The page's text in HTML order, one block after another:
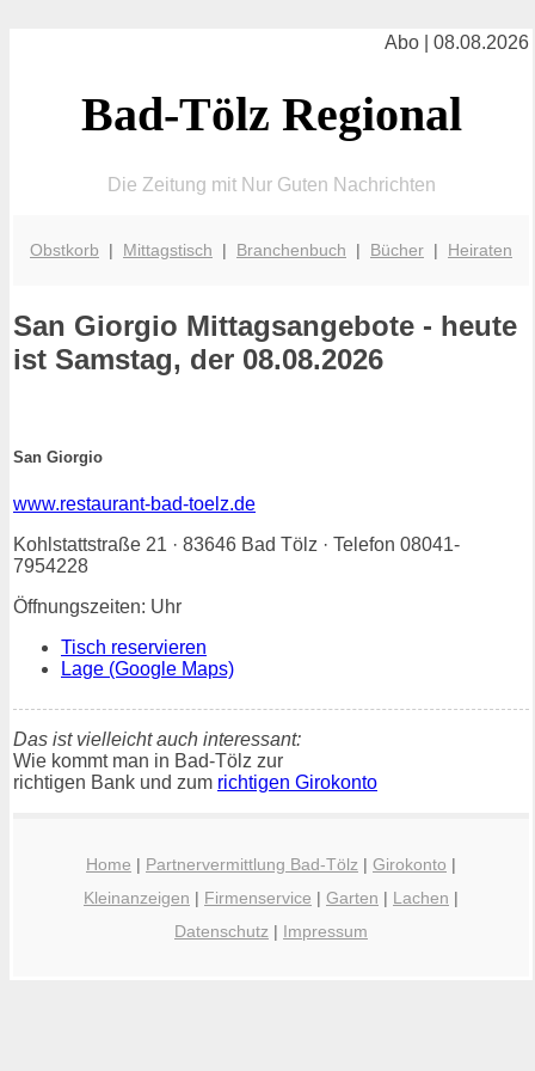
Abo | 08.08.2026
Bad-Tölz Regional
Die Zeitung mit Nur Guten Nachrichten
Obstkorb | Mittagstisch | Branchenbuch | Bücher | Heiraten
San Giorgio Mittagsangebote - heute
ist Samstag, der 08.08.2026
San Giorgio
www.restaurant-bad-toelz.de
Kohlstattstraße 21 · 83646 Bad Tölz · Telefon 08041-
7954228
Öffnungszeiten: Uhr
Tisch reservieren
Lage (Google Maps)
Das ist vielleicht auch interessant:
Wie kommt man in Bad-Tölz zur
richtigen Bank und zum richtigen Girokonto
Home | Partnervermittlung Bad-Tölz | Girokonto |
Kleinanzeigen | Firmenservice | Garten | Lachen |
Datenschutz | Impressum